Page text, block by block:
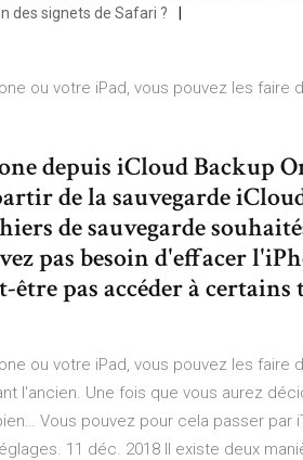
des signets de Safari ?
ou votre iPad, vous pouvez les faire
depuis iCloud Backup
de la sauvegarde
de sauvegarde
pas besoin d'effacer
pas accéder à certains
ou votre iPad, vous pouvez les faire
l'ancien. Une fois que vous aurez
Vous pouvez pour cela passer par
11 déc. 2018 Il existe deux